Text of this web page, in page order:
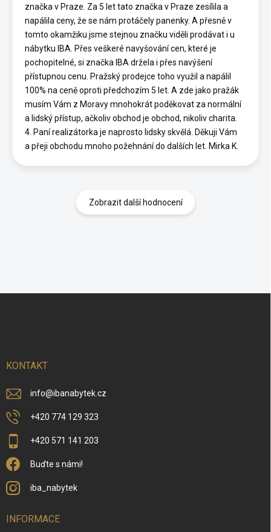
značka v Praze. Za 5 let tato značka v Praze zesílila a
napálila ceny, že se nám protáčely panenky. A přesně v
tomto okamžiku jsme stejnou značku viděli prodávat i u
nábytku IBA. Přes veškeré navyšování cen, které je
pochopitelné, si značka IBA držela i přes navýšení
přístupnou cenu. Pražský prodejce toho využil a napálil
100% na ceně oproti předchozím 5 let. A zde jako pražák
musím Vám z Moravy mnohokrát poděkovat za normální
a lidský přístup, ačkoliv obchod je obchod, nikoliv charita.
4. Paní realizátorka je naprosto lidsky skvělá. Děkuji Vám
a přeji obchodu mnoho požehnání do dalších let. Mirka K.
Zobrazit další hodnocení
KONTAKT
info@ibanabytek.cz
+420 774 129 323
+420 571 141 203
Buďte s námi!
iba_nabytek
INFORMACE